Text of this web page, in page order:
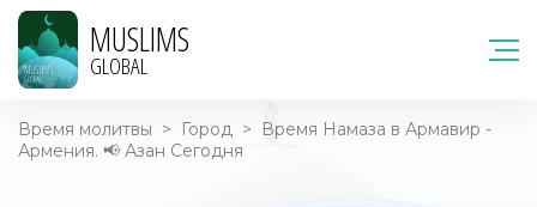
MUSLIMS
GLOBAL
Время молитвы > Город >
Время Намаза в Армавир -
Армения. 📢 Азан Сегодня